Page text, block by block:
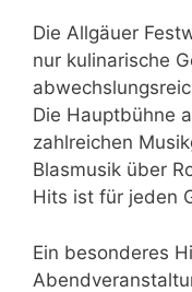
Die Allgäuer
nur kulinarische
Die Hauptbühne
zahlreichen
Blasmusik über
Hits ist für jeden
Ein besonderes